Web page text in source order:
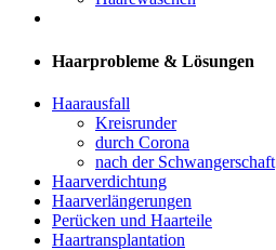
Haarprobleme & Lösungen
Haarausfall
Kreisrunder
durch Corona
nach der Schwangerschaft
Haarverdichtung
Haarverlängerungen
Perücken und Haarteile
Haartransplantation